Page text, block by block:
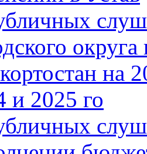
на
и 2025 го